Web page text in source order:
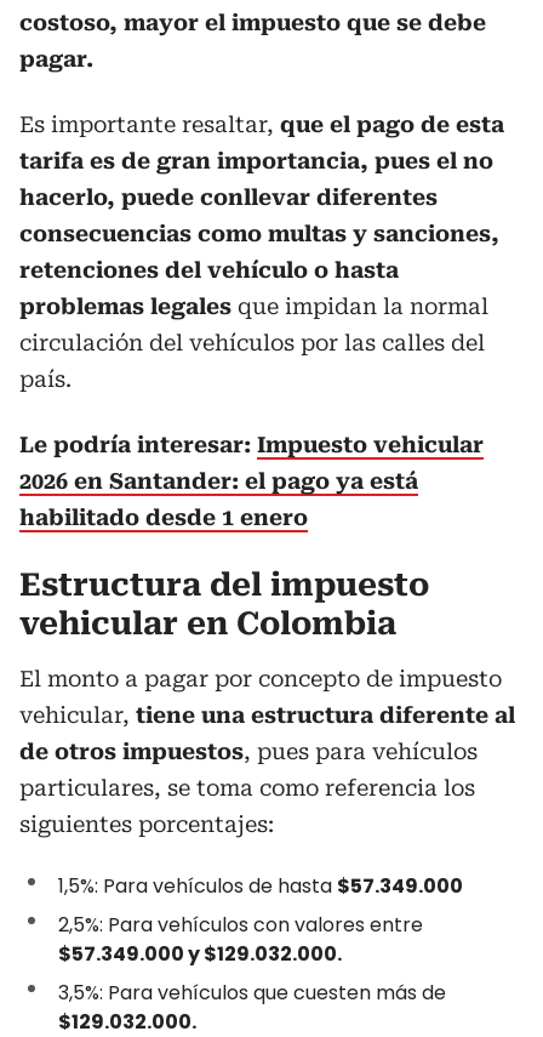
costoso, mayor el impuesto que se debe
pagar.
Es importante resaltar, que el pago de esta
tarifa es de gran importancia, pues el no
hacerlo, puede conllevar diferentes
consecuencias como multas y sanciones,
retenciones del vehículo o hasta
problemas legales que impidan la normal
circulación del vehículos por las calles del
país.
Le podría interesar: Impuesto vehicular
2026 en Santander: el pago ya está
habilitado desde 1 enero
Estructura del impuesto
vehicular en Colombia
El monto a pagar por concepto de impuesto
vehicular, tiene una estructura diferente al
de otros impuestos, pues para vehículos
particulares, se toma como referencia los
siguientes porcentajes:
1,5%: Para vehículos de hasta $57.349.000
2,5%: Para vehículos con valores entre
$57.349.000 y $129.032.000.
3,5%: Para vehículos que cuesten más de
$129.032.000.